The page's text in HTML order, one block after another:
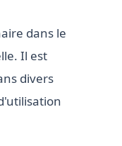
dans le
Il est
divers